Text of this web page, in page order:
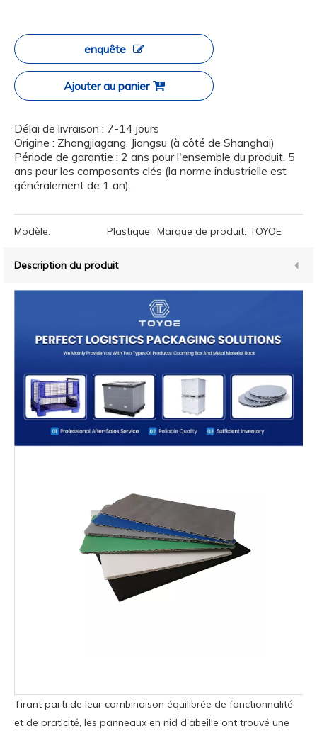
enquête
Ajouter au panier
Délai de livraison : 7-14 jours
Origine : Zhangjiagang, Jiangsu (à côté de Shanghai)
Période de garantie : 2 ans pour l'ensemble du produit, 5
ans pour les composants clés (la norme industrielle est
généralement de 1 an).
Modèle: Plastique Marque de produit: TOYOE
Description du produit
Tirant parti de leur combinaison équilibrée de fonctionnalité
et de praticité, les panneaux en nid d'abeille ont trouvé une